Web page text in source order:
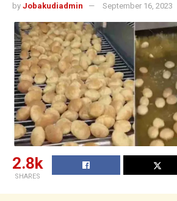
by Jobakudiadmin September 16, 2023
2.8k
SHARES